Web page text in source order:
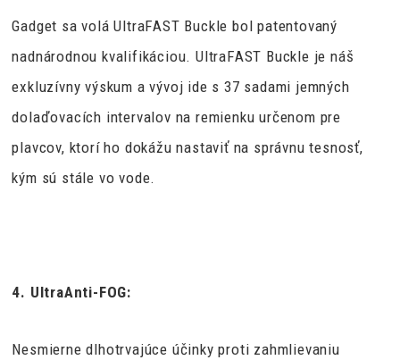
Gadget sa volá UltraFAST Buckle bol patentovaný
nadnárodnou kvalifikáciou. UltraFAST Buckle je náš
exkluzívny výskum a vývoj ide s 37 sadami jemných
dolaďovacích intervalov na remienku určenom pre
plavcov, ktorí ho dokážu nastaviť na správnu tesnosť,
kým sú stále vo vode.
4. UltraAnti-FOG:
Nesmierne dlhotrvajúce účinky proti zahmlievaniu